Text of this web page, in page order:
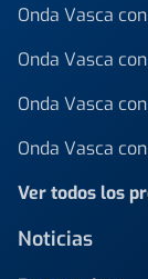
Onda Vasca
Onda Vasca
Onda Vasca
Onda Vasca
Ver todos los
Noticias